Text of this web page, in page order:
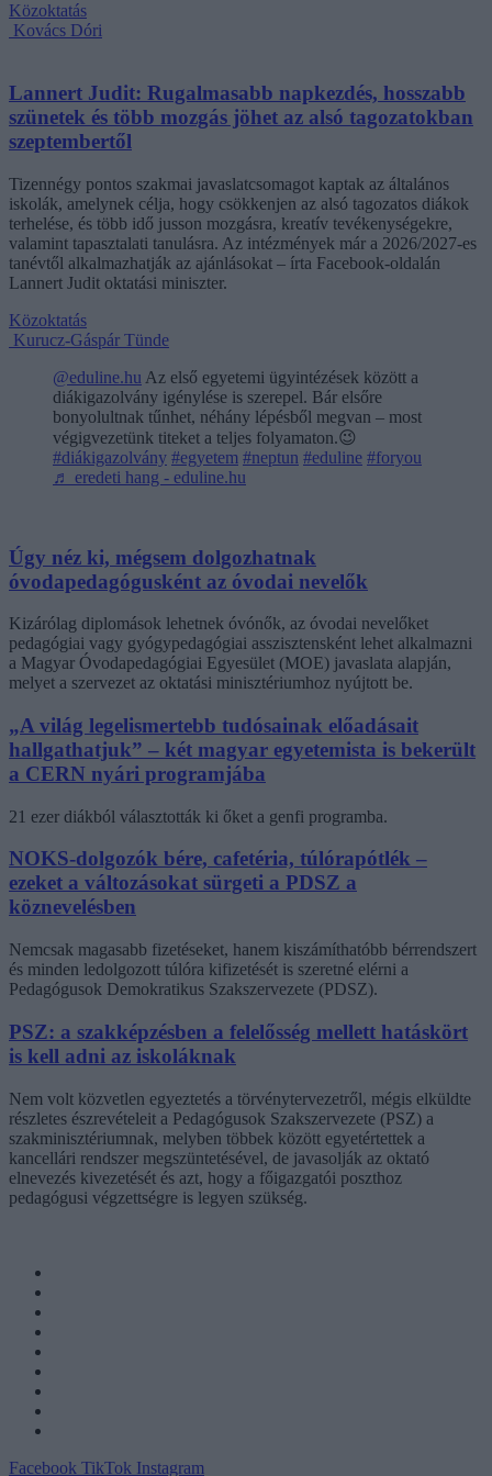
Közoktatás
Kovács Dóri
Lannert Judit: Rugalmasabb napkezdés, hosszabb
szünetek és több mozgás jöhet az alsó tagozatokban
szeptembertől
Tizennégy pontos szakmai javaslatcsomagot kaptak az általános
iskolák, amelynek célja, hogy csökkenjen az alsó tagozatos diákok
terhelése, és több idő jusson mozgásra, kreatív tevékenységekre,
valamint tapasztalati tanulásra. Az intézmények már a 2026/2027-es
tanévtől alkalmazhatják az ajánlásokat – írta Facebook-oldalán
Lannert Judit oktatási miniszter.
Közoktatás
Kurucz-Gáspár Tünde
@eduline.hu Az első egyetemi ügyintézések között a
diákigazolvány igénylése is szerepel. Bár elsőre
bonyolultnak tűnhet, néhány lépésből megvan – most
végigvezetünk titeket a teljes folyamaton.😉
#diákigazolvány #egyetem #neptun #eduline #foryou
♬ eredeti hang - eduline.hu
Úgy néz ki, mégsem dolgozhatnak
óvodapedagógusként az óvodai nevelők
Kizárólag diplomások lehetnek óvónők, az óvodai nevelőket
pedagógiai vagy gyógypedagógiai asszisztensként lehet alkalmazni
a Magyar Óvodapedagógiai Egyesület (MOE) javaslata alapján,
melyet a szervezet az oktatási minisztériumhoz nyújtott be.
„A világ legelismertebb tudósainak előadásait
hallgathatjuk” – két magyar egyetemista is bekerült
a CERN nyári programjába
21 ezer diákból választották ki őket a genfi programba.
NOKS-dolgozók bére, cafetéria, túlórapótlék –
ezeket a változásokat sürgeti a PDSZ a
köznevelésben
Nemcsak magasabb fizetéseket, hanem kiszámíthatóbb bérrendszert
és minden ledolgozott túlóra kifizetését is szeretné elérni a
Pedagógusok Demokratikus Szakszervezete (PDSZ).
PSZ: a szakképzésben a felelősség mellett hatáskört
is kell adni az iskoláknak
Nem volt közvetlen egyeztetés a törvénytervezetről, mégis elküldte
részletes észrevételeit a Pedagógusok Szakszervezete (PSZ) a
szakminisztériumnak, melyben többek között egyetértettek a
kancellári rendszer megszüntetésével, de javasolják az oktató
elnevezés kivezetését és azt, hogy a főigazgatói poszthoz
pedagógusi végzettségre is legyen szükség.
Facebook TikTok Instagram